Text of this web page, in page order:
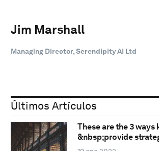
Jim Marshall
Managing Director, Serendipity AI Ltd
Últimos Artículos
These are the 3
&nbsp;provide